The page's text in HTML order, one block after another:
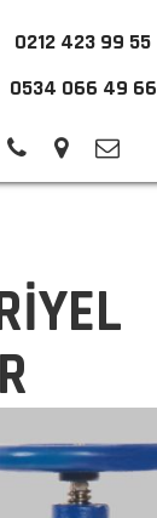
0212 423 99 55
0534 066 49 66